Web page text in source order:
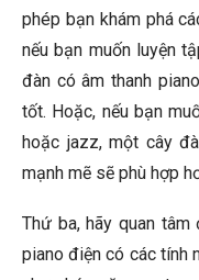
phép bạn khám phá
nếu bạn muốn luyện
đàn có âm thanh
tốt. Hoặc, nếu bạn
hoặc jazz, một cây
mạnh mẽ sẽ phù hợp
Thứ ba, hãy quan
piano điện có các tính